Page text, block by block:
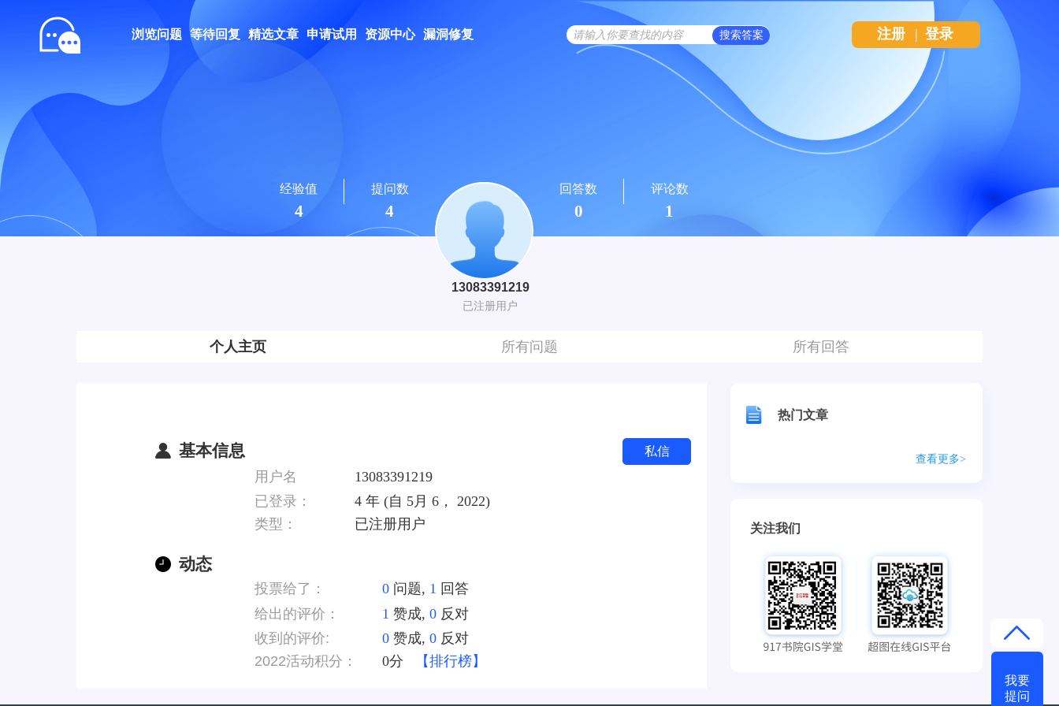
经验值
4
提问数
4
回答数
0
评论数
1
13083391219
已注册用户
个人主页 所有问题 所有回答
浏览问题 等待回复 精选文章 申请试用 资源中心 漏洞修复 注册 | 登录
我要
提问
基本信息 私信
用户名
13083391219
已登录：
4 年 (自 5月 6， 2022)
类型：
已注册用户
动态
投票给了： 0 问题, 1 回答
给出的评价：
1 赞成, 0 反对
收到的评价:
0 赞成, 0 反对
2022活动积分：
0分 【排行榜】
热门文章
查看更多>
关注我们